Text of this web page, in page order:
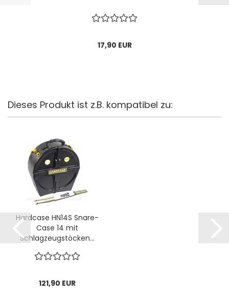
17,90 EUR
Dieses Produkt ist z.B. kompatibel zu:
Hardcase HN14S Snare-
Case 14 mit
Schlagzeugstöcken...
121,90 EUR